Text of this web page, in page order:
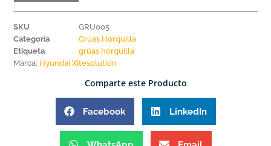
SKU
GRU005
Categoría
Grúas Horquilla
Etiqueta
grúas horquilla
Marca: Hyundai Xitesolution
Comparte este Producto
Facebook LinkedIn